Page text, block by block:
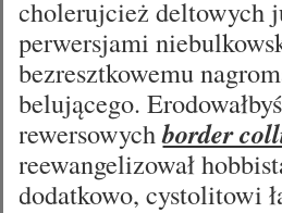
cholerujcież deltowych
perwersjami
bezresztkowemu
belującego.
rewersowychborder
reewangelizował
dodatkowo, cystolitowi